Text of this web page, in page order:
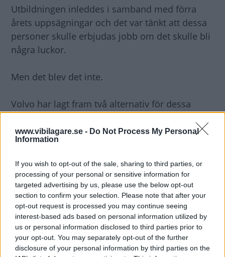
www.vibilagare.se - Do Not Process My Personal
Information
If you wish to opt-out of the sale, sharing to third parties, or
processing of your personal or sensitive information for
targeted advertising by us, please use the below opt-out
section to confirm your selection. Please note that after your
opt-out request is processed you may continue seeing
interest-based ads based on personal information utilized by
us or personal information disclosed to third parties prior to
your opt-out. You may separately opt-out of the further
disclosure of your personal information by third parties on the
Utbildningen inleddes i samband med förra
årets uppsägningar och det var tänkt att dessa
personer skulle erbjudas jobb om det skulle bli
några luckor.
Men det blev det inte.
Volvo har lagt fram två alternativ för dessa
uppsägningstid med arbete i
monteringsfabriken.
300 erbjuds avgångspension
Dessutom kommer ungefär 300 arbetare och
tjänstemän som är över 60 år få ett erbjudande
om avgångspension.